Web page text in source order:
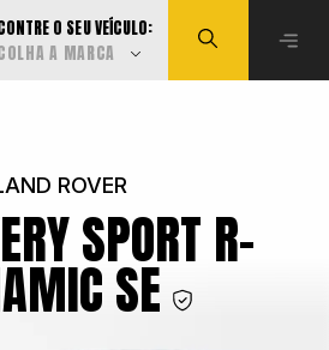
O SEU VEÍCULO:
A MARCA
ROVER
SPORT R-
SE